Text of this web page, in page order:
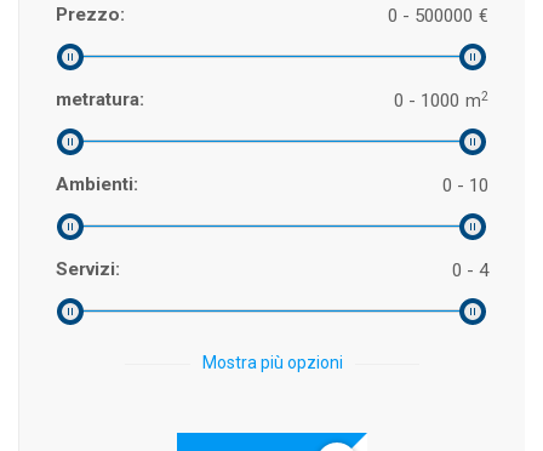
Prezzo: €
0 - 500000
metratura: m2
0 - 1000
Ambienti: 0 - 10
Servizi: 0 - 4
Mostra più opzioni